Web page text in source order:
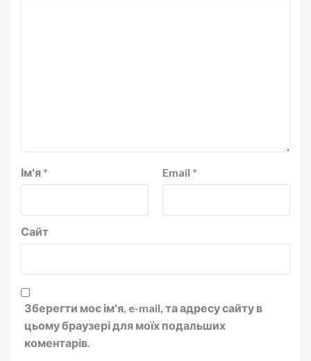
Ім'я * Email *
Сайт
Зберегти моє ім'я, e-mail, та адресу сайту в
цьому браузері для моїх подальших
коментарів.